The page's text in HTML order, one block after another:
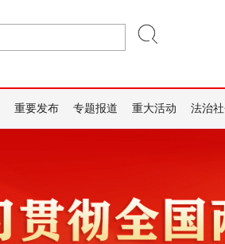
重要发布 专题报道 重大活动 法治